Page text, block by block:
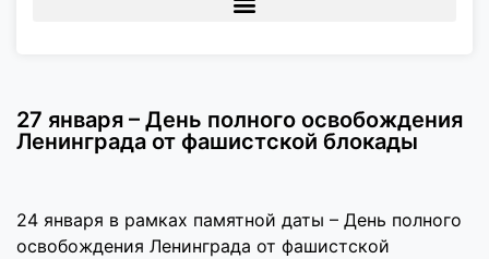
27 января – День полного освобождения
Ленинграда от фашистской блокады
24 января в рамках памятной даты – День полного
освобождения Ленинграда от фашистской